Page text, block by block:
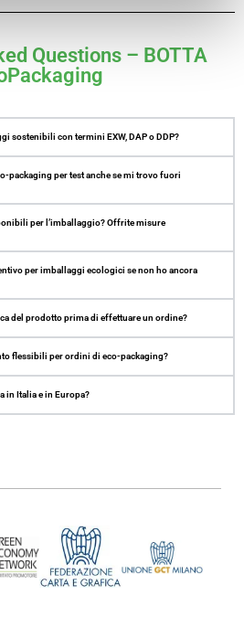
Questions – BOTTA
sostenibili con termini EXW, DAP o DDP?
packaging per test anche se mi trovo fuori
per l’imballaggio? Offrite misure
per imballaggi ecologici se non ho ancora
del prodotto prima di effettuare un ordine?
flessibili per ordini di eco-packaging?
in Italia e in Europa?